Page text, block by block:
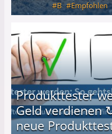
B Empfohlen
Produkttester
Geld verdienen
neue